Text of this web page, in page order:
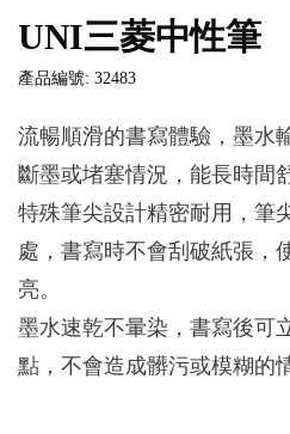
UNI三菱中性筆
產品編號: 32483
流暢順滑的書寫體驗，墨水
斷墨或堵塞情況，能長時間
特殊筆尖設計精密耐用，筆
處，書寫時不會刮破紙張，
亮。
墨水速乾不暈染，書寫後可
點，不會造成髒污或模糊的